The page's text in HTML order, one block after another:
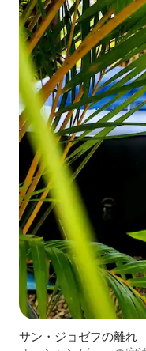
サン・ジョゼフの離れ